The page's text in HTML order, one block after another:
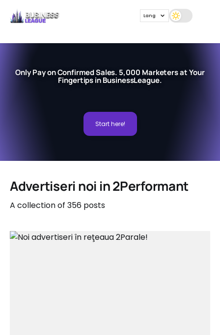
Lang
Only Pay on Confirmed Sales. 5,000 Marketers at Your
Fingertips in BusinessLeague.
Start here!
Advertiseri noi in 2Performant
A collection of 356 posts